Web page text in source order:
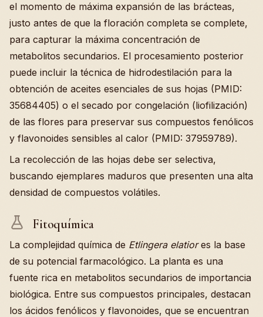
el momento de máxima expansión de las brácteas,
justo antes de que la floración completa se complete,
para capturar la máxima concentración de
metabolitos secundarios. El procesamiento posterior
puede incluir la técnica de hidrodestilación para la
obtención de aceites esenciales de sus hojas (PMID:
35684405) o el secado por congelación (liofilización)
de las flores para preservar sus compuestos fenólicos
y flavonoides sensibles al calor (PMID: 37959789).
La recolección de las hojas debe ser selectiva,
buscando ejemplares maduros que presenten una alta
densidad de compuestos volátiles.
Fitoquímica
La complejidad química de Etlingera elatiores la base
de su potencial farmacológico. La planta es una
fuente rica en metabolitos secundarios de importancia
biológica. Entre sus compuestos principales, destacan
los ácidos fenólicos y flavonoides, que se encuentran